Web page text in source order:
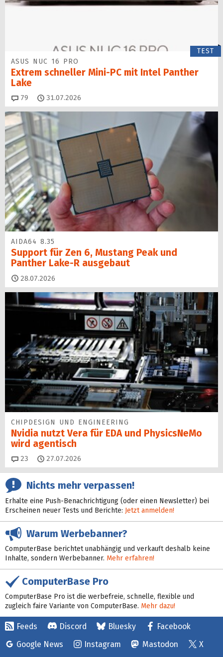
TEST
ASUS NUC 16 PRO
Extrem schneller Mini-PC mit Intel Panther
Lake
79 Kommentare
31.07.2026
AIDA64 8.35
Support für Zen 6, Mustang Peak und
Panther Lake-R ausgebaut
28.07.2026
CHIPDESIGN UND ENGINEERING
Nvidia nutzt Vera für EDA und PhysicsNeMo
wird agentisch
23 Kommentare
27.07.2026
Nichts mehr verpassen!
Erhalte eine Push-Benachrichtigung (oder einen Newsletter) bei
Erscheinen neuer Tests und Berichte: Jetzt anmelden!
Warum Werbebanner?
ComputerBase berichtet unabhängig und verkauft deshalb keine
Inhalte, sondern Werbebanner. Mehr erfahren!
ComputerBase Pro
ComputerBase Pro ist die werbefreie, schnelle, flexible und
zugleich faire Variante von ComputerBase. Mehr dazu!
Feeds Discord Bluesky
Facebook
Google News
Instagram Mastodon X